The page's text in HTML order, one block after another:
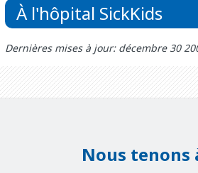
À l'hôpital SickKids
Dernières mises à jour: décembre 30
Nous tenons